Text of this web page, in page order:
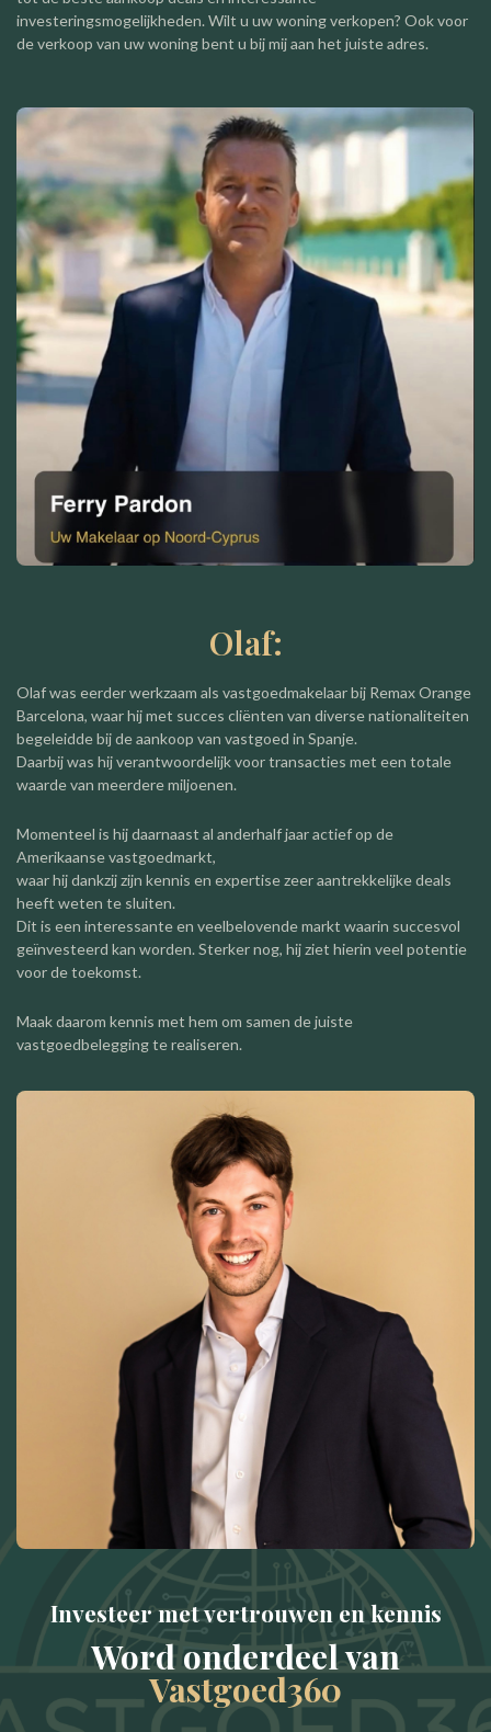
investeringsmogelijkheden. Wilt u uw woning verkopen? Ook voor
de verkoop van uw woning bent u bij mij aan het juiste adres.
Olaf:
Olaf was eerder werkzaam als vastgoedmakelaar bij Remax Orange
Barcelona, waar hij met succes cliënten van diverse nationaliteiten
begeleidde bij de aankoop van vastgoed in Spanje.
Daarbij was hij verantwoordelijk voor transacties met een totale
waarde van meerdere miljoenen.
Momenteel is hij daarnaast al anderhalf jaar actief op de
Amerikaanse vastgoedmarkt,
waar hij dankzij zijn kennis en expertise zeer aantrekkelijke deals
heeft weten te sluiten.
Dit is een interessante en veelbelovende markt waarin succesvol
geïnvesteerd kan worden. Sterker nog, hij ziet hierin veel potentie
voor de toekomst.
Maak daarom kennis met hem om samen de juiste
vastgoedbelegging te realiseren.
Investeer met vertrouwen en kennis
Word onderdeel van
Vastgoed360